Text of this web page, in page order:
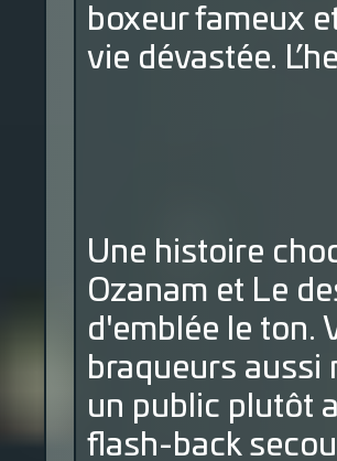
boxeur fameux
vie dévastée.
Une histoire
Ozanam et Le
d'emblée le ton.
braqueurs aussi
un public plutôt
flash-back